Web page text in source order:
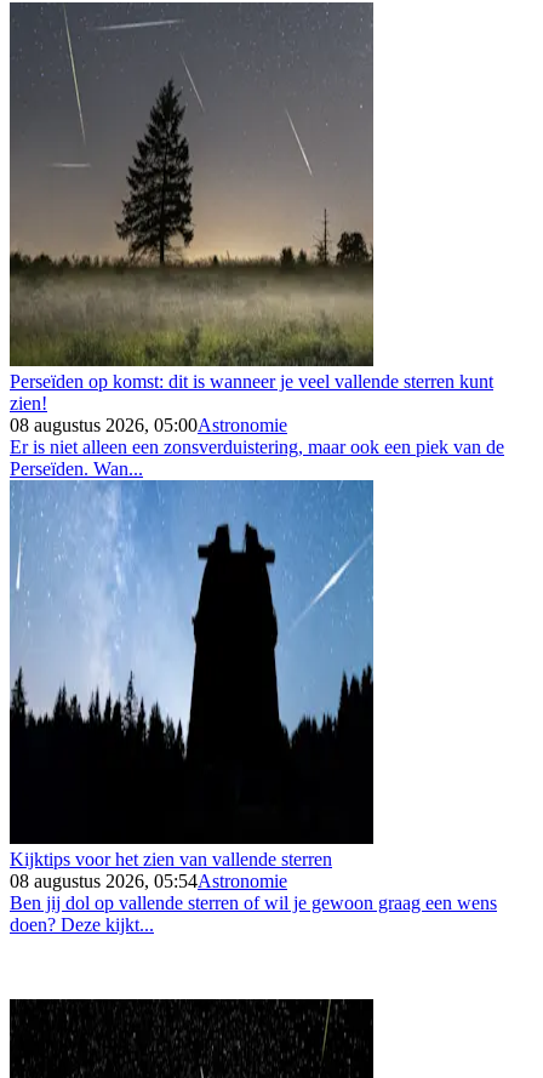
Perseïden op komst: dit is wanneer je veel vallende sterren kunt
zien!
08 augustus 2026, 05:00Astronomie
Er is niet alleen een zonsverduistering, maar ook een piek van de
Perseïden. Wan...
Kijktips voor het zien van vallende sterren
08 augustus 2026, 05:54Astronomie
Ben jij dol op vallende sterren of wil je gewoon graag een wens
doen? Deze kijkt...